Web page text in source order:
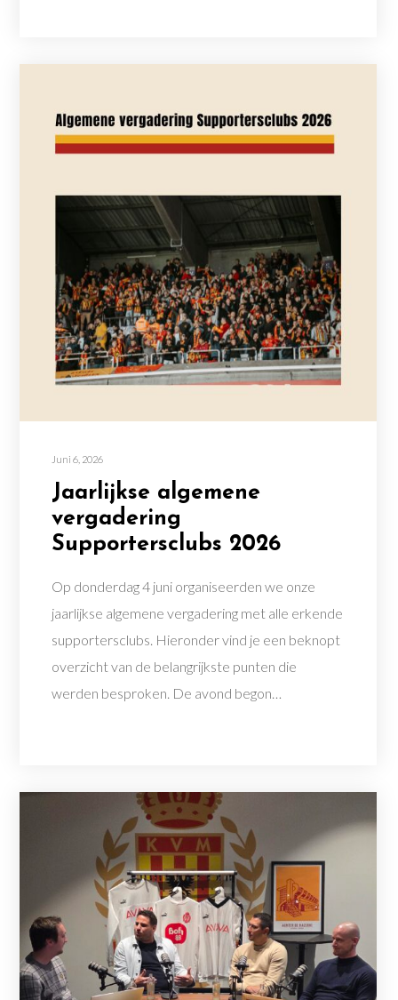
Juni 6, 2026
Jaarlijkse algemene
vergadering
Supportersclubs 2026
Op donderdag 4 juni organiseerden we onze
jaarlijkse algemene vergadering met alle erkende
supportersclubs. Hieronder vind je een beknopt
overzicht van de belangrijkste punten die
werden besproken. De avond begon…